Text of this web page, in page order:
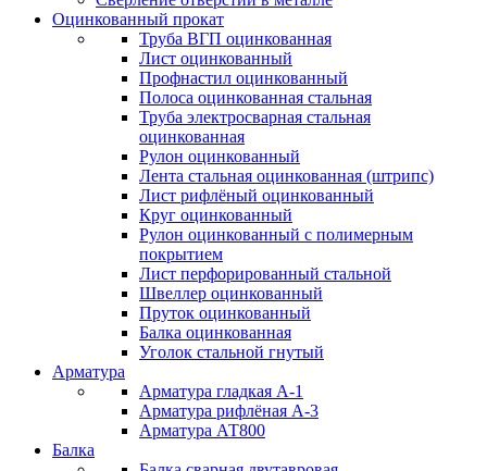
Оцинкованный прокат
Труба ВГП оцинкованная
Лист оцинкованный
Профнастил оцинкованный
Полоса оцинкованная стальная
Труба электросварная стальная
оцинкованная
Рулон оцинкованный
Лента стальная оцинкованная (штрипс)
Лист рифлёный оцинкованный
Круг оцинкованный
Рулон оцинкованный с полимерным
покрытием
Лист перфорированный стальной
Швеллер оцинкованный
Пруток оцинкованный
Балка оцинкованная
Уголок стальной гнутый
Арматура
Арматура гладкая А-1
Арматура рифлёная А-3
Арматура АТ800
Балка